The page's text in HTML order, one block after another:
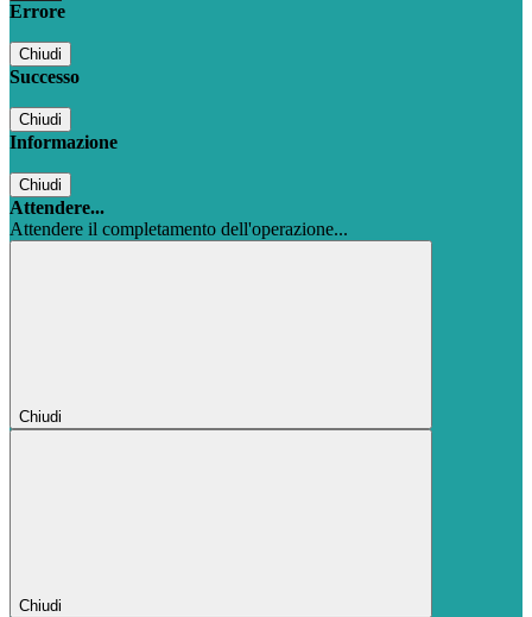
Errore
Chiudi
Successo
Chiudi
Informazione
Chiudi
Attendere...
Attendere il completamento dell'operazione...
Chiudi
Chiudi